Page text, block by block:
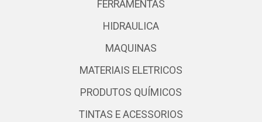
FERRAMENTAS
HIDRAULICA
MAQUINAS
MATERIAIS ELETRICOS
PRODUTOS QUÍMICOS
TINTAS E ACESSORIOS